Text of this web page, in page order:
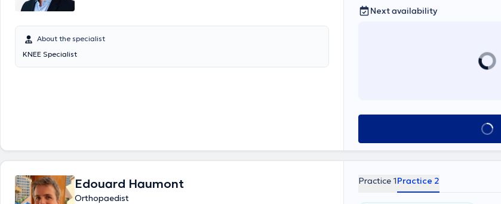
About the specialist
KNEE Specialist
Next availability
See all
Edouard Haumont
Orthopaedist
Practice 1Practice 2